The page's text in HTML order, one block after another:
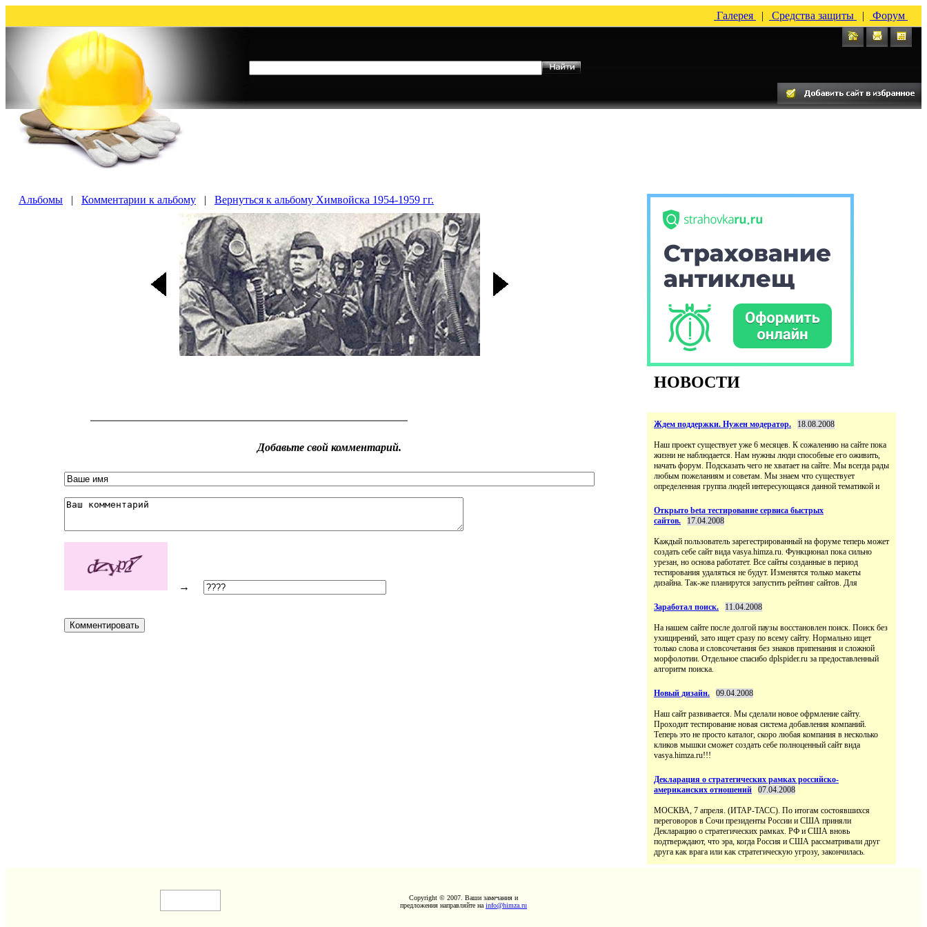
Галерея | Средства защиты | Форум
Альбомы | Комментарии к альбому | Вернуться к альбому Химвойска 1954-1959 гг.
Добавьте свой комментарий.
→
НОВОСТИ
Ждем поддержки. Нужен модератор. 18.08.2008
Наш проект существует уже 6 месяцев. К сожалению на сайте пока
жизни не наблюдается. Нам нужны люди способные его оживить,
начать форум. Подсказать чего не хватает на сайте. Мы всегда рады
любым пожеланиям и советам. Мы знаем что существует
определенная группа людей интересующаяся данной тематикой и
Открыто beta тестирование сервиса быстрых
сайтов.
17.04.2008
Каждый пользователь зарегестрированный на форуме теперь может
создать себе сайт вида vasya.himza.ru. Функционал пока сильно
урезан, но основа работатет. Все сайты созданные в период
тестирования удаляться не будут. Изменятся только макеты
дизайна. Так-же планирутся запустить рейтинг сайтов. Для
Заработал поиск. 11.04.2008
На нашем сайте после долгой паузы восстановлен поиск. Поиск без
ухищирений, зато ищет сразу по всему сайту. Нормально ищет
только слова и словсочетания без знаков припенания и сложной
морфолотии. Отдельное спасибо dplspider.ru за предоставленный
алгоритм поиска.
Новый дизайн. 09.04.2008
Наш сайт развивается. Мы сделали новое офрмление сайту.
Проходит тестирование новая система добавления компаний.
Теперь это не просто каталог, скоро любая компания в несколько
кликов мышки сможет создать себе полноценный сайт вида
vasya.himza.ru!!!
Декларация о стратегических рамках российско-
американских отношений
07.04.2008
МОСКВА, 7 апреля. (ИТАР-ТАСС). По итогам состоявшихся
переговоров в Сочи президенты России и США приняли
Декларацию о стратегических рамках. РФ и США вновь
подтверждают, что эра, когда Россия и США рассматривали друг
друга как врага или как стратегическую угрозу, закончилась.
Copyright © 2007. Ваши замечания и
предложения направляйте на info@himza.ru